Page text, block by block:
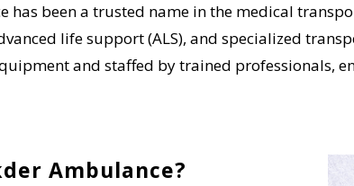
has been a trusted name in the medical
life support (ALS), and specialized
and staffed by trained professionals,
Ambulance?